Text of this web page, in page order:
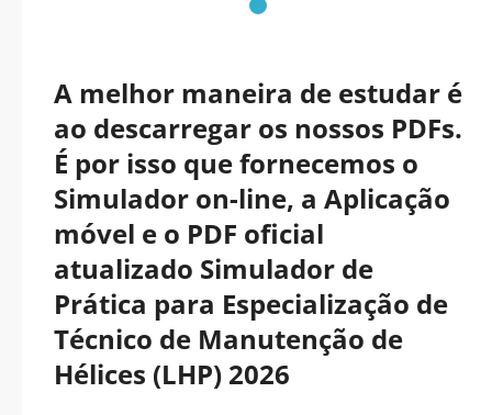
A melhor maneira de estudar é
ao descarregar os nossos PDFs.
É por isso que fornecemos o
Simulador on-line, a Aplicação
móvel e o PDF oficial
atualizado Simulador de
Prática para Especialização de
Técnico de Manutenção de
Hélices (LHP) 2026